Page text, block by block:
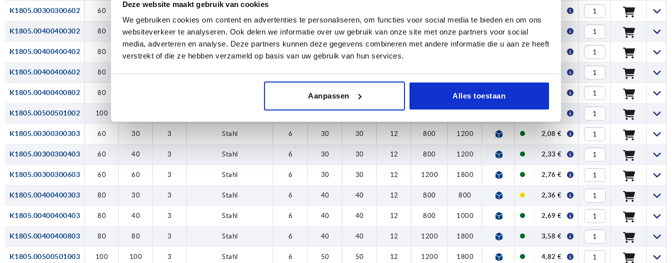
Deze website maakt gebruik van cookies
We gebruiken cookies om content en advertenties te personaliseren, om functies voor social media te bieden en om ons
websiteverkeer te analyseren. Ook delen we informatie over uw gebruik van onze site met onze partners voor social
media, adverteren en analyse. Deze partners kunnen deze gegevens combineren met andere informatie die u aan ze heeft
verstrekt of die ze hebben verzameld op basis van uw gebruik van hun services.
Aanpassen Alles toestaan
K1805.00300300602 60 2,46 €
K1805.00400400302 80 30 2 Stahl 6 40 40 10 600 300 1,94 €
K1805.00400400402 80 2 40 40 2,40 €
K1805.00400400602 80 60 2 Stahl 6 40 40 10 1400 850 2,80 €
K1805.00400400802 80 40 1250 3,25 €
K1805.00500501002 100 6 50 50 10 4,05 €
K1805.00300300303 60 30 3 Stahl 6 30 30 12 800 1200 2,08 €
K1805.00300300403 60 40 3 Stahl 6 30 30 12 800 1200 2,33 €
K1805.00300300603 60 60 3 Stahl 6 30 30 12 1200 1800 2,76 €
K1805.00400400303 80 30 3 Stahl 6 40 40 12 800 800 2,36 €
K1805.00400400403 80 40 3 Stahl 6 40 40 12 800 1000 2,69 €
K1805.00400400803 80 80 3 Stahl 6 40 40 12 1200 1800 3,58 €
K1805.00500501003 100 100 3 Stahl 6 50 50 12 1200 1800 4,82 €